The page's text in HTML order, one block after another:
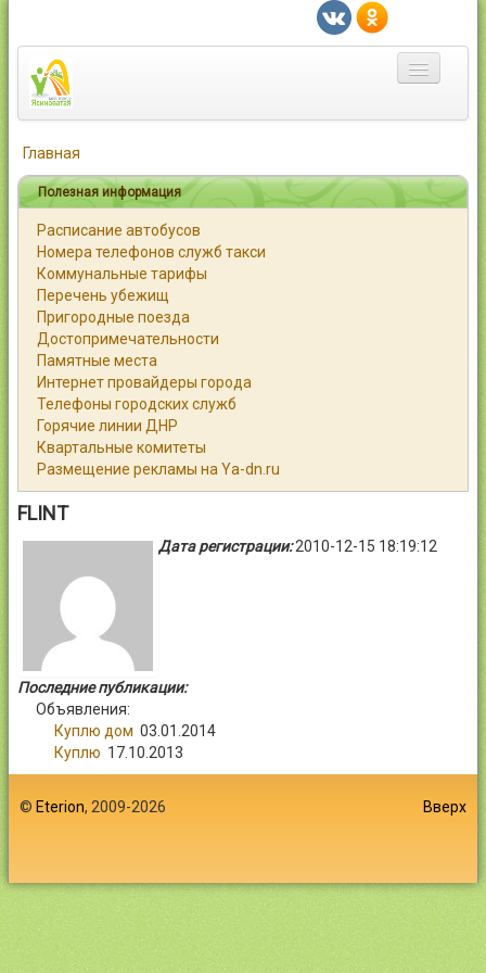
Город
Статьи
Каталог
Справочник
Работа
Объявления
Помощь
Контакты
Главная
Полезная информация
Расписание автобусов
Номера телефонов служб такси
Коммунальные тарифы
Перечень убежищ
Пригородные поезда
Достопримечательности
Памятные места
Интернет провайдеры города
Телефоны городских служб
Горячие линии ДНР
Квартальные комитеты
Размещение рекламы на Ya-dn.ru
FLINT
Дата регистрации:2010-12-15 18:19:12
Последние публикации:
Объявления:
Куплю дом 03.01.2014
Куплю 17.10.2013
© Eterion, 2009-2026 Вверх